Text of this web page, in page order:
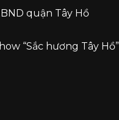
quận Tây Hồ
“Sắc hương Tây